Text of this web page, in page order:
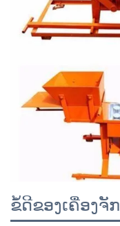
ຂໍ້ດີຂອງເຄື່ອງຈັກ